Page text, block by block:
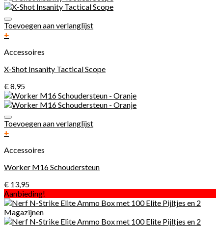
Toevoegen aan verlanglijst
+
Accessoires
X-Shot Insanity Tactical Scope
€8,95
Toevoegen aan verlanglijst
+
Accessoires
Worker M16 Schoudersteun
€ 13,95
Aanbieding!